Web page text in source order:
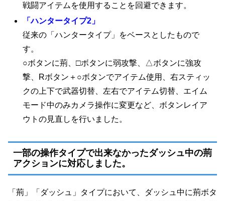
戦闘アイテムを使用することを回避できます。
「ハンタータイプ2」
従来の「ハンタータイプ」をベースとしたもので
す。
○ボタンに荊、□ボタンに弱攻撃、△ボタンに強攻
撃、Rボタン＋○ボタンでアイテム使用、右スティッ
クの上下で武器切替、左右でアイテム切替、エイム
モード中のみカメラ操作に変更など、ボタンレイア
ウトの見直しを行いました。
一部の操作タイプで出来なかったダッシュ中の荊
アクションに対応しました。
「荊」「ダッシュ」タイプにおいて、ダッシュ中に荊ボタ